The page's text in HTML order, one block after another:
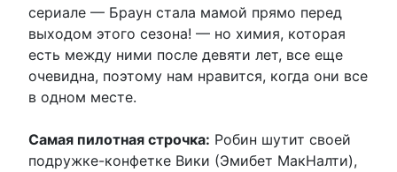
сериале — Браун стала мамой прямо перед
выходом этого сезона! — но химия, которая
есть между ними после девяти лет, все еще
очевидна, поэтому нам нравится, когда они все
в одном месте.
Самая пилотная строчка: Робин шутит своей
подружке-конфетке Вики (Эмибет МакНалти),